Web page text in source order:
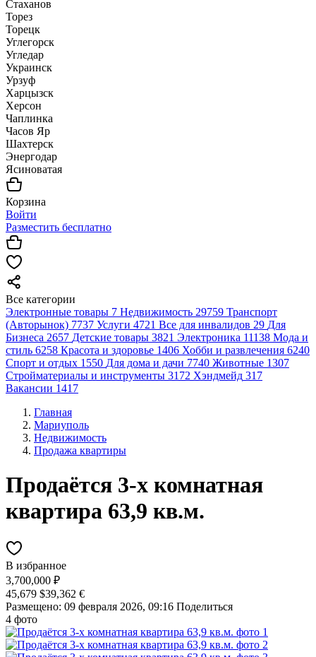
Стаханов
Торез
Торецк
Углегорск
Угледар
Украинск
Урзуф
Харцызск
Херсон
Чаплинка
Часов Яр
Шахтерск
Энергодар
Ясиноватая
Корзина
Войти
Разместить бесплатно
Все категории
Электронные товары 7 Недвижимость 29759 Транспорт
(Авторынок) 7737 Услуги 4721 Все для инвалидов 29 Для
Бизнеса 2657 Детские товары 3821 Электроника 11138 Мода и
стиль 6258 Красота и здоровье 1406 Хобби и развлечения 6240
Спорт и отдых 1550 Для дома и дачи 7740 Животные 1307
Стройматериалы и инструменты 3172 Хэндмейд 317
Вакансии 1417
Главная
Мариуполь
Недвижимость
Продажа квартиры
Продаётся 3-х комнатная
квартира 63,9 кв.м.
В избранное
3,700,000 ₽
45,679 $39,362 €
Размещено: 09 февраля 2026, 09:16 Поделиться
4 фото